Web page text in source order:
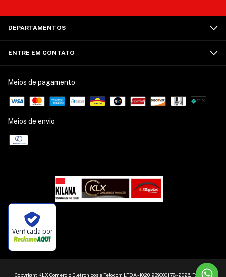
DEPARTAMENTOS
ENTRE EM CONTATO
Meios de pagamento
Meios de envio
Verificada por
Copyright KLX Comercio Eletronicos e Telocom LTDA - 10201939000178 - 2026. Todos os